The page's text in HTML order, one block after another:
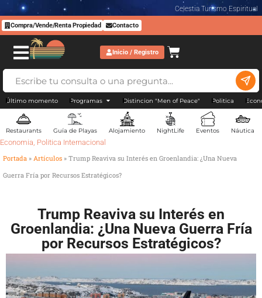
Celestia Turismo Espiritual
Compra/Vende/Renta Propiedad Contacto
Inicio / Registro
Último momento Programas Distincion "Men of Peace" Politica
Restaurants Guía de Playas Alojamiento NightLife Eventos Náutica
Economia, Politica Internacional
Portada » Artículos » Trump Reaviva su Interés en Groenlandia: ¿Una Nueva
Guerra Fría por Recursos Estratégicos?
Trump Reaviva su Interés en
Groenlandia: ¿Una Nueva Guerra Fría
por Recursos Estratégicos?